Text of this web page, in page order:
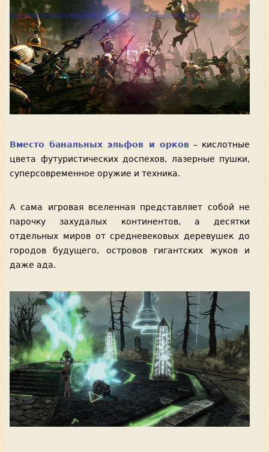
Вместо банальных эльфов и орков– кислотные
цвета футуристических доспехов, лазерные пушки,
суперсовременное оружие и техника.
А сама игровая вселенная представляет собой не
парочку захудалых континентов, а десятки
отдельных миров от средневековых деревушек до
городов будущего, островов гигантских жуков и
даже ада.